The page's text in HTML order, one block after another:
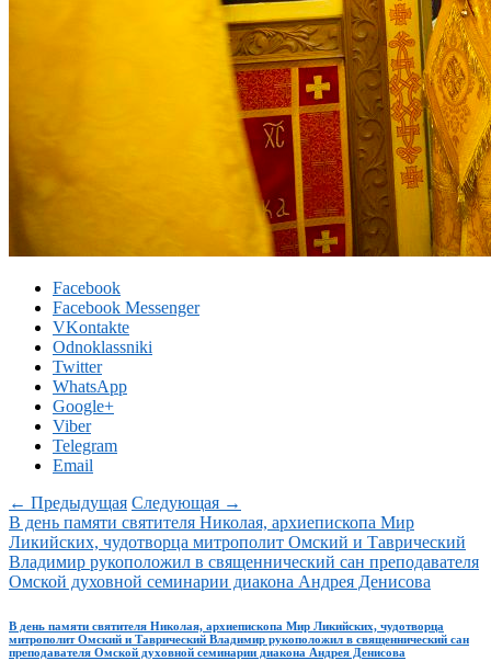
Facebook
Facebook Messenger
VKontakte
Odnoklassniki
Twitter
WhatsApp
Google+
Viber
Telegram
Email
← Предыдущая Следующая →
В день памяти святителя Николая, архиепископа Мир
Ликийских, чудотворца митрополит Омский и Таврический
Владимир рукоположил в священнический сан преподавателя
Омской духовной семинарии диакона Андрея Денисова
В день памяти святителя Николая, архиепископа Мир Ликийских, чудотворца
митрополит Омский и Таврический Владимир рукоположил в священнический сан
преподавателя Омской духовной семинарии диакона Андрея Денисова